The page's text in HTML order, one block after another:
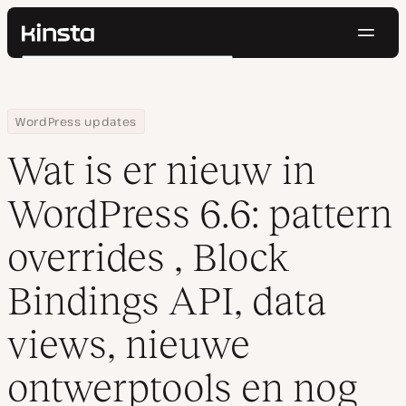
Kinsta®
Prijzen
Contact
Zoeken
Home
Hulpbronnen
Blog
WordPress updates
Wat is er nieuw in WordPress 6.6: pattern overrides , Block
Wat is er nieuw in
WordPress 6.6: pattern
overrides , Block
Bindings API, data
views, nieuwe
ontwerptools en nog